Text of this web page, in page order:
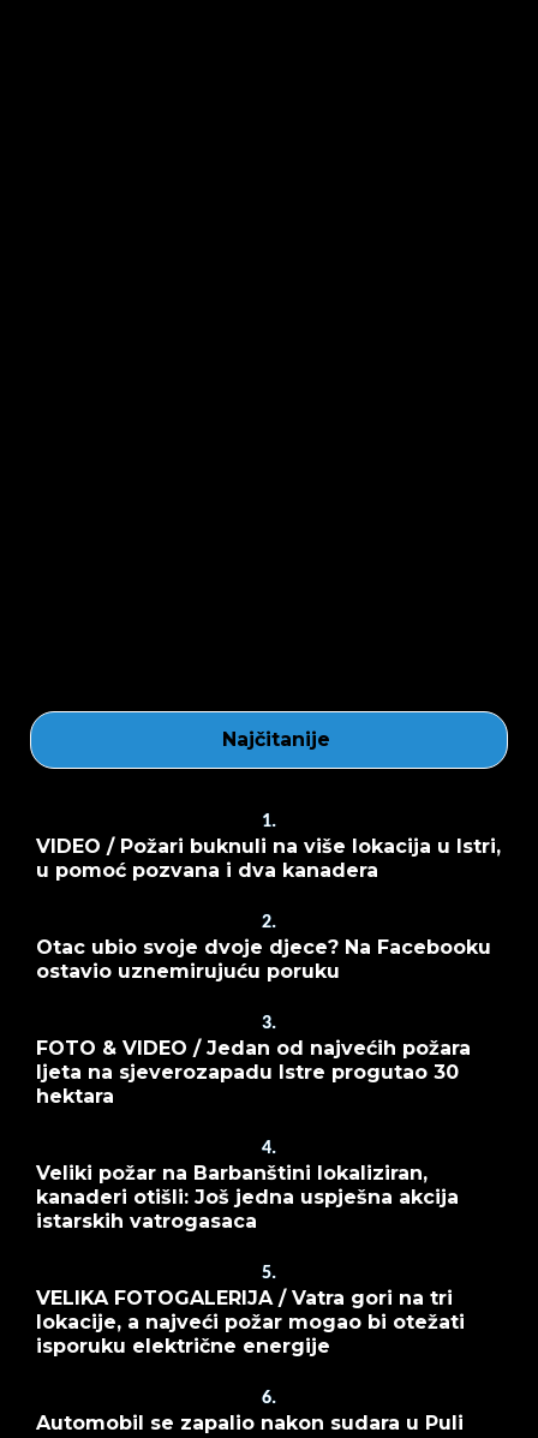
Najčitanije
1.
VIDEO / Požari buknuli na više lokacija u Istri,
u pomoć pozvana i dva kanadera
2.
Otac ubio svoje dvoje djece? Na Facebooku
ostavio uznemirujuću poruku
3.
FOTO & VIDEO / Jedan od najvećih požara
ljeta na sjeverozapadu Istre progutao 30
hektara
4.
Veliki požar na Barbanštini lokaliziran,
kanaderi otišli: Još jedna uspješna akcija
istarskih vatrogasaca
5.
VELIKA FOTOGALERIJA / Vatra gori na tri
lokacije, a najveći požar mogao bi otežati
isporuku električne energije
6.
Automobil se zapalio nakon sudara u Puli